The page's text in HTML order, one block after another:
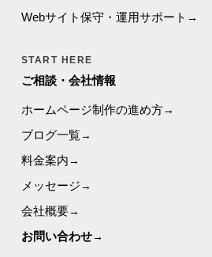
Webサイト保守・運用サポート
START HERE
ご相談・会社情報
ホームページ制作の進め方
ブログ一覧
料金案内
メッセージ
会社概要
お問い合わせ